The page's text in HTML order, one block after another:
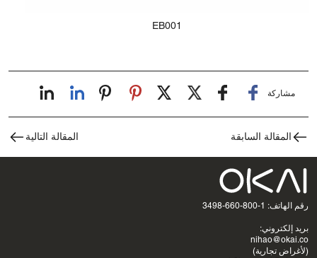
EB001
مشاركة
المقالة السابقة المقالة التالية
رقم الهاتف: 1-800-660-3498
بريد إلكتروني:
nihao@okai.co
(لأغراض تجارية)